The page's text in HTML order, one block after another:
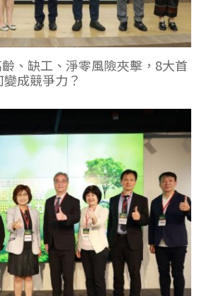
、缺工、淨零風險夾擊，8大首
成競爭力？